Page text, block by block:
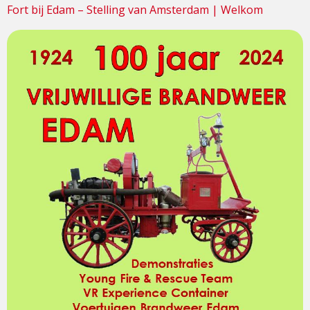
Fort bij Edam – Stelling van Amsterdam | Welkom